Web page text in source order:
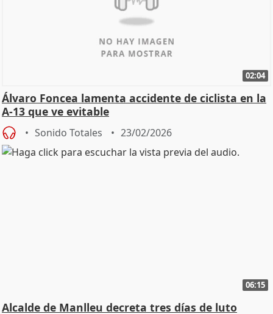
02:04
Álvaro Foncea lamenta accidente de ciclista en la
A-13 que ve evitable
Sonido Totales 23/02/2026
06:15
Alcalde de Manlleu decreta tres días de luto